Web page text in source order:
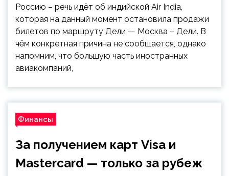
Россию – речь идёт об индийской Air India,
которая на данный момент остановила продажи
билетов по маршруту Дели — Москва – Дели. В
чём конкретная причина не сообщается, однако
напомним, что большую часть иностранных
авиакомпаний,
Финансы
За получением карт Visa и
Mastercard — только за рубеж